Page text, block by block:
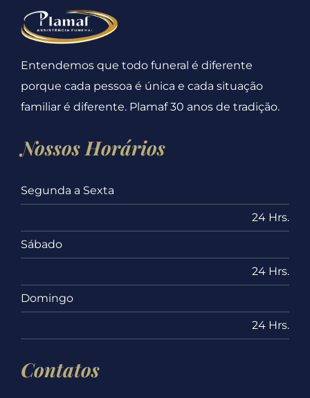
Entendemos que todo funeral é diferente
porque cada pessoa é única e cada situação
familiar é diferente. Plamaf 30 anos de tradição.
Nossos Horários
Segunda a Sexta
24 Hrs.
Sábado
24 Hrs.
Domingo
24 Hrs.
Contatos